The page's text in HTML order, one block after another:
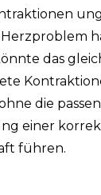
das
die
einer
führen.